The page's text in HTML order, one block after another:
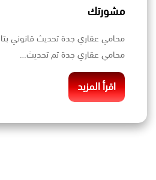
مشورتك
محامي عقاري جدة تم تحديث…
اقرأ المزيد